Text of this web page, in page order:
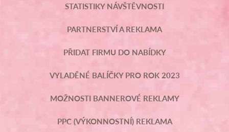
STATISTIKY NÁVŠTĚVNOSTI
PARTNERSTVÍ A REKLAMA
PŘIDAT FIRMU DO NABÍDKY
VYLADĚNÉ BALÍČKY PRO ROK 2023
MOŽNOSTI BANNEROVÉ REKLAMY
PPC (VÝKONNOSTNÍ) REKLAMA